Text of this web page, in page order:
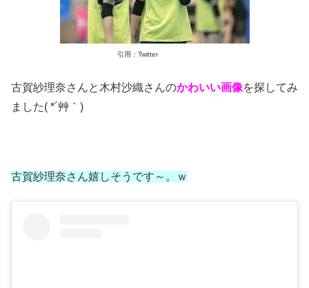
引用：Twitter
古賀紗理奈さんと木村沙織さんのかわいい画像を探してみ
ました( *´艸｀)
古賀紗理奈さん嬉しそうです～。ｗ